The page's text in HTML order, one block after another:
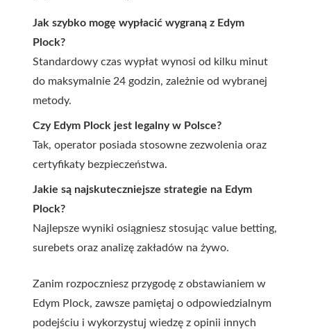
Jak szybko mogę wypłacić wygraną z Edym
Plock?
Standardowy czas wypłat wynosi od kilku minut
do maksymalnie 24 godzin, zależnie od wybranej
metody.
Czy Edym Plock jest legalny w Polsce?
Tak, operator posiada stosowne zezwolenia oraz
certyfikaty bezpieczeństwa.
Jakie są najskuteczniejsze strategie na Edym
Plock?
Najlepsze wyniki osiągniesz stosując value betting,
surebets oraz analizę zakładów na żywo.
Zanim rozpoczniesz przygodę z obstawianiem w
Edym Plock, zawsze pamiętaj o odpowiedzialnym
podejściu i wykorzystuj wiedzę z opinii innych